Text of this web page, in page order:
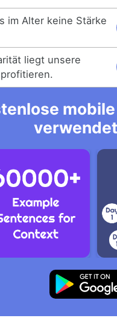
im Alter keine Stärke
liegt unsere